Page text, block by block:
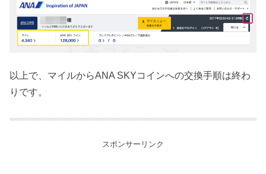
以上で、マイルからANA SKYコインへの交換手順は終わ
りです。
スポンサーリンク